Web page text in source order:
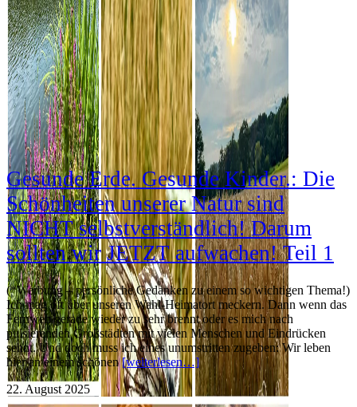
Gesunde Erde. Gesunde Kinder.: Die
Schönheiten unserer Natur sind
NICHT selbstverständlich! Darum
sollten wir JETZT aufwachen! Teil 1
(*Werbung – persönliche Gedanken zu einem so wichtigen Thema!)
Ich mag oft über unseren Wahl-Heimatort meckern. Dann wenn das
Fernweh gerade wieder zu sehr brennt oder es mich nach
pulsierenden Großstädten mit vielen Menschen und Eindrücken
sehnt. Und doch muss ich eines unumstritten zugeben: Wir leben
hier an einem schönen[weiterlesen…]
22. August 2025